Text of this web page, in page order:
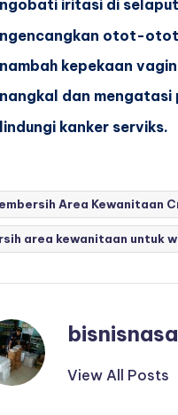
iritasi di
otot-
kepekaan
dan
kanker serviks.
Area Kewanitaan
area kewanitaan untuk
bisnisnasa
View All Posts